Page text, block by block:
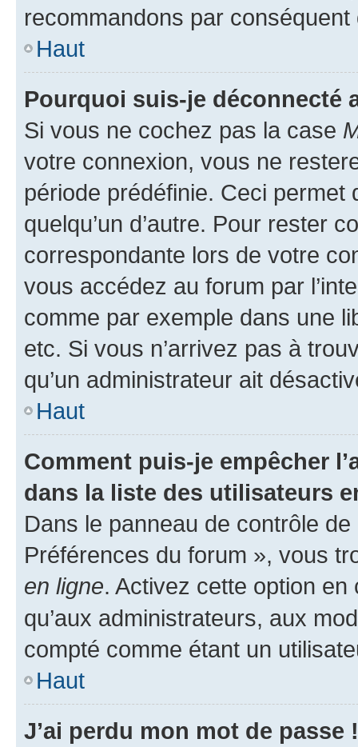
recommandons par conséquent
Haut
Pourquoi suis-je déconnecté
Si vous ne cochez pas la case
votre connexion, vous ne
période prédéfinie. Ceci permet
quelqu’un d’autre. Pour rester
correspondante lors de votre
vous accédez au forum par
comme par exemple dans une
etc. Si vous n’arrivez pas à
qu’un administrateur ait
Haut
Comment puis-je empêcher
dans la liste des utilisateurs
Dans le panneau de contrôle
Préférences du forum », vous
en ligne. Activez cette option
qu’aux administrateurs, aux
compté comme étant un
Haut
J’ai perdu mon mot de passe !